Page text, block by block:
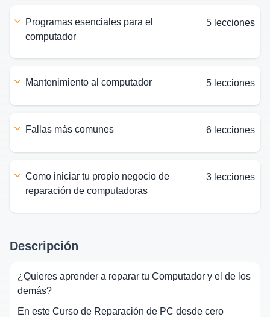
programas esenciales para el
computador
5 lecciones
mantenimiento al computador 5 lecciones
fallas más comunes 6 lecciones
como iniciar tu propio negocio de
reparación de computadoras
3 lecciones
Descripción
¿Quieres aprender a reparar tu Computador y el de los
demás?
En este Curso de Reparación de PC desde cero